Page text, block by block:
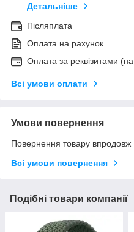
Детальніше
Післяплата
Оплата на рахунок
Оплата за реквізитами (на
Всі умови оплати
Умови повернення
Повернення товару впродовж
Всі умови повернення
Подібні товари компанії